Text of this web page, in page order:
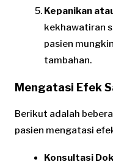
Kepanikan
kekhawatiran
pasien
tambahan.
Mengatasi Efek
Berikut adalah
pasien mengatasi
Konsultasi